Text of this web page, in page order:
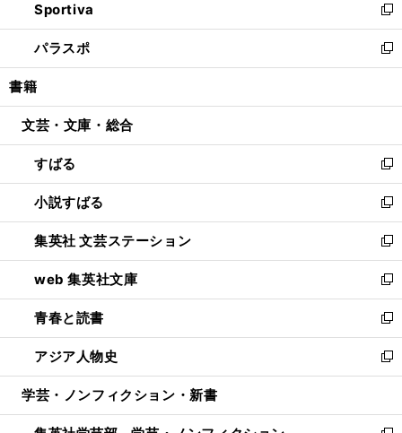
く
ド
ウ
で
開
ィ
ン
ド
ウ
開
い
ウ
ィ
ン
ウ
開
く
Sportiva
新
し
い
ウ
ン
ウ
で
開
く
パラスポ
新
し
ウ
ン
ド
ウ
で
開
く
書籍
文芸・文庫・総合
すばる
新
し
い
ウ
ィ
ン
ド
ウ
で
開
く
小説すばる
新
し
い
ウ
ィ
ン
ド
ウ
で
開
集英社 文芸ステーション
新
し
い
ウ
ィ
ン
ド
ウ
開
web 集英社文庫
新
し
い
ウ
ィ
ン
ウ
青春と読書
新
し
い
ウ
ン
アジア人物史
新
し
ウ
学芸・ノンフィクション・新書